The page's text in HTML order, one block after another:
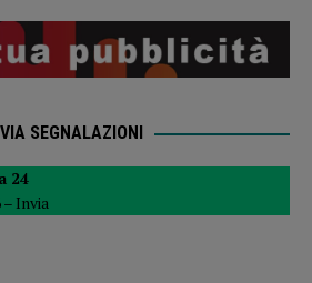
SEGNALAZIONI
24
– Invia